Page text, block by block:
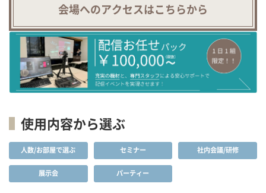
会場へのアクセスはこちらから
使用内容から選ぶ
人数/お部屋で選ぶ セミナー 社内会議/研修
展示会 パーティー